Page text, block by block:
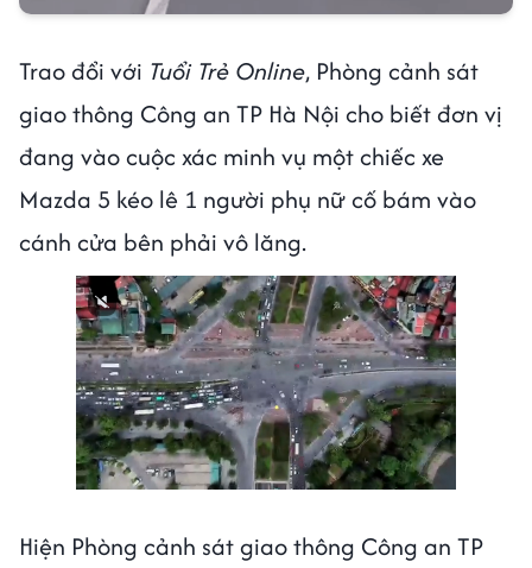
Trao đổi với Tuổi Trẻ Online, Phòng cảnh sát
giao thông Công an TP Hà Nội cho biết đơn vị
đang vào cuộc xác minh vụ một chiếc xe
Mazda 5 kéo lê 1 người phụ nữ cố bám vào
cánh cửa bên phải vô lăng.
Hiện Phòng cảnh sát giao thông Công an TP